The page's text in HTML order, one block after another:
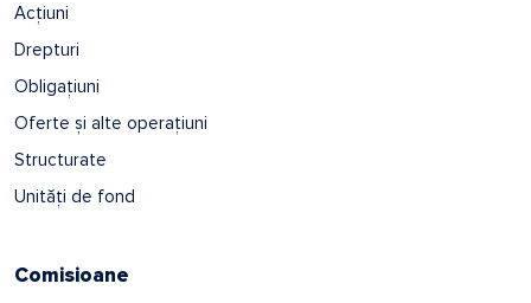
Acțiuni
Drepturi
Obligațiuni
Oferte și alte operațiuni
Structurate
Unități de fond
Comisioane